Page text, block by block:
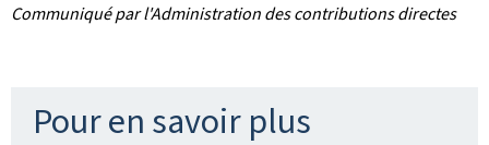
Communiqué par l'Administration des contributions directes
Pour en savoir plus